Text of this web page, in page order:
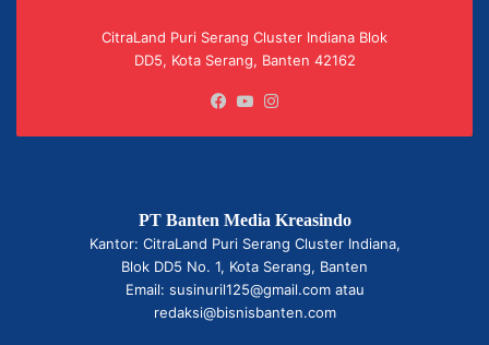
CitraLand Puri Serang Cluster Indiana Blok
DD5, Kota Serang, Banten 42162
Facebook
YouTube
PT Banten Media Kreasindo
Kantor: CitraLand Puri Serang Cluster Indiana,
Blok DD5 No. 1, Kota Serang, Banten
Email: susinuril125@gmail.com atau
redaksi@bisnisbanten.com